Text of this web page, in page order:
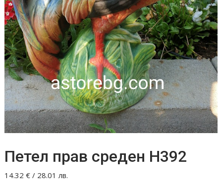
Петел прав среден Н392
14.32€ / 28.01 лв.